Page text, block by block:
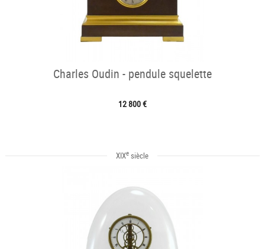
Charles Oudin - pendule squelette
12 800 €
XIXe siècle